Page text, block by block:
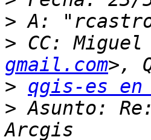
> A:
> CC:
gmail.com
> qgis-es
> Asunto: